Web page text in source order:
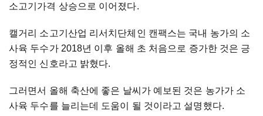
소고기가격 상승으로 이어졌다.
캘거리 소고기산업 리서치단체인 캔팩스는 국내 농가의 소
사육 두수가 2018년 이후 올해 초 처음으로 증가한 것은 긍
정적인 신호라고 밝혔다.
그러면서 올해 축산에 좋은 날씨가 예보된 것은 농가가 소
사육 두수를 늘리는데 도움이 될 것이라고 설명했다.